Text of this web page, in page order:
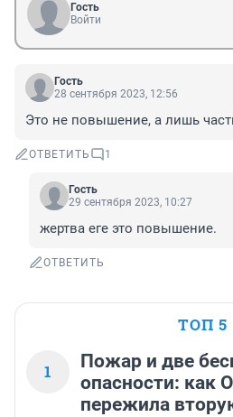
Гость
Войти
Гость
28 сентября 2023, 12:56
Это не повышение, а лишь
ОТВЕТИТЬ 1
Гость
29 сентября 2023, 10:27
жертва еге это повышение.
ОТВЕТИТЬ
ТОП 5
1
Пожар и две
опасности: как
пережила